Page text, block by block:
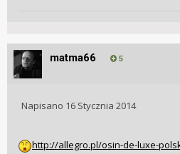
matma66 5
Napisano 16 Stycznia 2014
http://allegro.pl/osin-de-luxe-